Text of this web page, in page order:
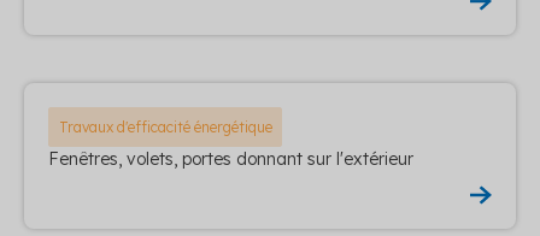
Travaux d'efficacité énergétique
Fenêtres, volets, portes donnant sur l'extérieur